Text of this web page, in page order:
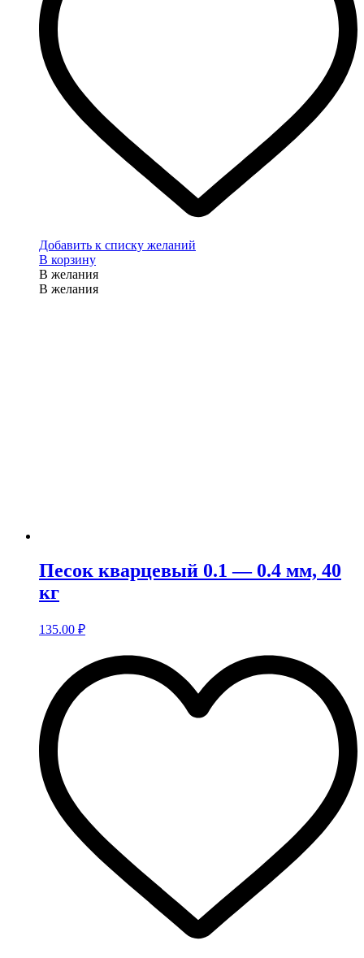
Добавить к списку желаний
В корзину
В желания
В желания
Песок кварцевый 0.1 — 0.4 мм, 40
кг
135.00 ₽